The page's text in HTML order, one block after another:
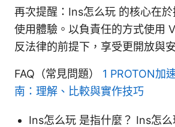
再次提醒：Ins怎么玩 的核心在
使用體驗。以負責任的方式使用
反法律的前提下，享受更開放與
FAQ（常見問題） 1 PROTON加
南：理解、比較與實作技巧
Ins怎么玩 是指什麼？ Ins怎